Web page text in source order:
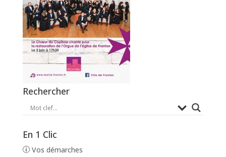
Rechercher
En 1 Clic
Vos démarches